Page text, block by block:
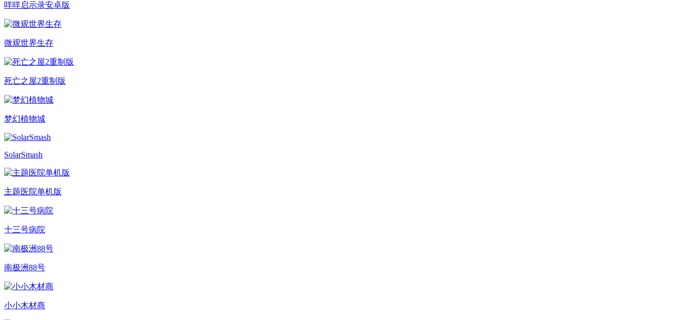
咩咩启示录安卓版
微观世界生存
死亡之屋2重制版
梦幻植物城
SolarSmash
主题医院单机版
十三号病院
南极洲88号
小小木材商